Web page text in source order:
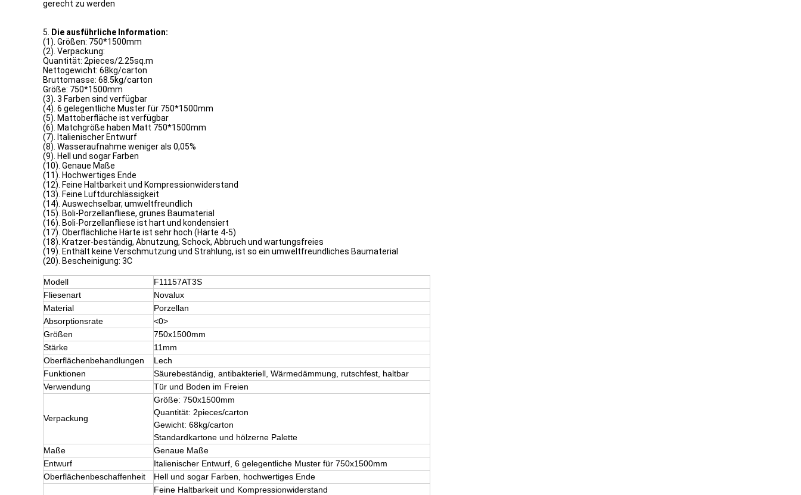
gerecht zu werden
5.
Die ausführliche Information:
(1). Größen: 750*1500mm
(2). Verpackung:
Quantität: 2pieces/2.25sq.m
Nettogewicht: 68kg/carton
Bruttomasse: 68.5kg/carton
Größe: 750*1500mm
(3). 3 Farben sind verfügbar
(4). 6 gelegentliche Muster für 750*1500mm
(5). Mattoberfläche ist verfügbar
(6). Matchgröße haben Matt 750*1500mm
(7). Italienischer Entwurf
(8). Wasseraufnahme weniger als 0,05%
(9). Hell und sogar Farben
(10). Genaue Maße
(11). Hochwertiges Ende
(12). Feine Haltbarkeit und Kompressionwiderstand
(13). Feine Luftdurchlässigkeit
(14). Auswechselbar, umweltfreundlich
(15). Boli-Porzellanfliese, grünes Baumaterial
(16). Boli-Porzellanfliese ist hart und kondensiert
(17). Oberflächliche Härte ist sehr hoch (Härte 4-5)
(18). Kratzer-beständig, Abnutzung, Schock, Abbruch und wartungsfreies
(19). Enthält keine Verschmutzung und Strahlung, ist so ein umweltfreundliches Baumaterial
(20). Bescheinigung: 3C
Modell
F11157AT3S
Fliesenart
Novalux
Material
Porzellan
Absorptionsrate
<0>
Größen
750x1500mm
Stärke
11mm
Oberflächenbehandlungen
Lech
Funktionen
Säurebeständig, antibakteriell, Wärmedämmung, rutschfest, haltbar
Verwendung
Tür und Boden im Freien
Verpackung
Größe: 750x1500mm
Quantität: 2pieces/carton
Gewicht: 68kg/carton
Standardkartone und hölzerne Palette
Maße
Genaue Maße
Entwurf
Italienischer Entwurf, 6 gelegentliche Muster für 750x1500mm
Oberflächenbeschaffenheit
Hell und sogar Farben, hochwertiges Ende
Feine Haltbarkeit und Kompressionwiderstand